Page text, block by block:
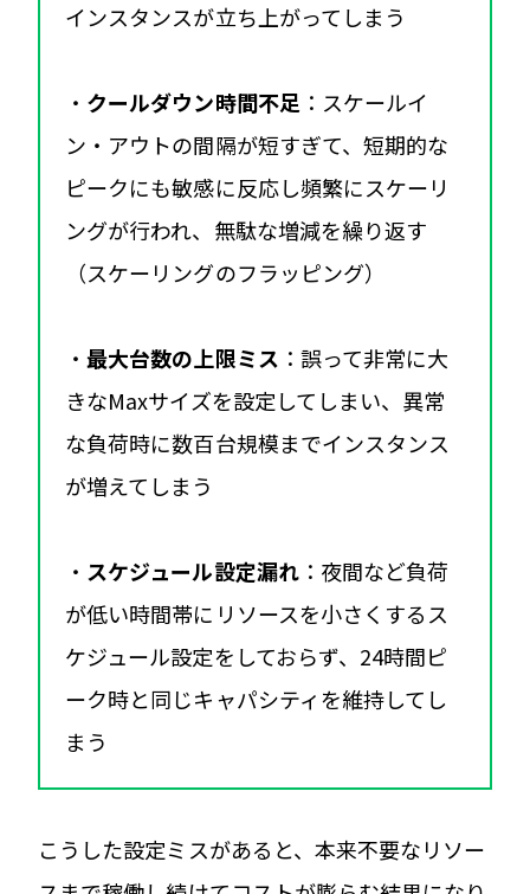
インスタンスが立ち上がってしまう
・ クールダウン時間不足 ：スケールイ
ン・アウトの間隔が短すぎて、短期的な
ピークにも敏感に反応し頻繁にスケーリ
ングが行われ、無駄な増減を繰り返す
（スケーリングのフラッピング）
・最大台数の上限ミス ：誤って非常に大
きなMaxサイズを設定してしまい、異常
な負荷時に数百台規模までインスタンス
が増えてしまう
・ スケジュール設定漏れ：夜間など負荷
が低い時間帯にリソースを小さくするス
ケジュール設定をしておらず、24時間ピ
ーク時と同じキャパシティを維持してし
まう
こうした設定ミスがあると、本来不要なリソー